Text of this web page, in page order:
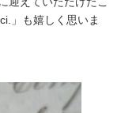
」も嬉しく思いま